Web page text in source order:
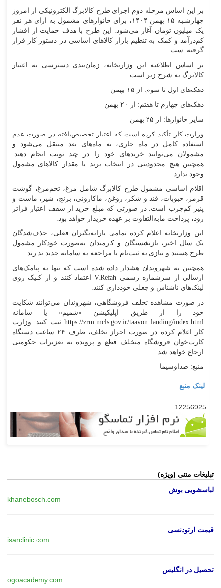
بر این اساس مرحله دوم اجرای طرح کالابرگ الکترونیکی از امروز
چهار‌شنبه ۱۵ بهمن ۱۴۰۴، برای خانوار‌های مشمول به ازای هر نفر
یک میلیون تومان آغاز می‌شود. این طرح با هدف حمایت از اقشار
کم‌درآمد و کمک به تنظیم بازار کالا‌های اساسی در دستور کار قرار
گرفته است.
بر اساس اطلاعیه این وزارتخانه، زمان‌بندی دسترسی به اعتبار
کالابرگ به شرح زیر است:
دهک‌های اول تا سوم: از ۱۵ بهمن
دهک‌های چهارم تا هفتم: از ۲۰ بهمن
سایر خانوارها: از ۲۵ بهمن
وزارت کار تأکید کرده است که اعتبار تخصیص‌یافته در صورت عدم
استفاده کامل در ماه جاری، به ماه‌های بعد منتقل می‌شود و
مشمولان می‌توانند خرید‌های خود را در چند نوبت انجام دهند.
همچنین هیچ محدودیتی در انتخاب برند یا مقدار کالا‌های مشمول
وجود ندارد.
اقلام اساسی مشمول طرح کالابرگ شامل مرغ، تخم‌مرغ، گوشت
قرمز، حبوبات، قند و شکر، روغن، ماکارونی، برنج، شیر، ماست و
پنیر کم‌چرب است. در صورتی که مبلغ خرید از سقف اعتبار فراتر
رود، پرداخت مابه‌التفاوت بر عهده خریدار خواهد بود.
این وزارتخانه اعلام کرده تمامی یارانه‌بگیران فعلی، حذف‌شدگان
یک سال اخیر، بازنشستگان و کارمندان به‌صورت خودکار مشمول
طرح هستند و نیازی به ثبت‌نام یا مراجعه به سامانه جدید ندارند.
همچنین به شهروندان هشدار داده شده است که تنها به پیامک‌های
ارسالی از سرشماره رسمی V.Refah اعتماد کنند و از کلیک روی
لینک‌های ناشناس و جعلی خودداری کنند.
در صورت مشاهده تخلف فروشگاهی، شهروندان می‌توانند شکایت
خود را از طریق اپلیکیشن «شمیم» یا سامانه
https://zrm.mcls.gov.ir/taavon_landing/index.html ثبت کنند. وزارت
کار اعلام کرده در صورت احراز تخلف، ظرف ۲۴ ساعت دستگاه
کارت‌خوان فروشگاه متخلف قطع و پرونده به تعزیرات حکومتی
ارجاع خواهد شد.
منبع: صداوسیما
لینک منبع
12256925
تبلیغات متنی (ویژه)
لباسشویی بوش
khanebosch.com
قیمت ارتودنسی
isarclinic.com
تحصیل در انگلیس
ogoacademy.com